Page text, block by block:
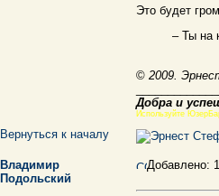
Это будет
– Ты на
© 2009.
Добра и
Используйте
Вернуться к началу
Владимир
Подольский
Добавлено: 1